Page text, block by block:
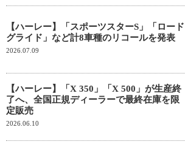
【ハーレー】「スポーツスターS」「ロード
グライド」など計8車種のリコールを発表
2026.07.09
【ハーレー】「X 350」「X 500」が生産終
了へ、全国正規ディーラーで最終在庫を限
定販売
2026.06.10